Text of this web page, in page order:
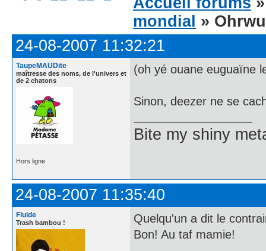
mondial »
24-08-2007 11:32:21
TaupeMAUDite
maîtresse des noms, de l'univers et
de 2 chatons
(oh yé ouane euguaïne
Sinon, deezer ne se
Bite my shiny
Hors ligne
24-08-2007 11:35:40
Fluide
Trash bambou !
Quelqu'un a dit le
Bon! Au taf mamie!